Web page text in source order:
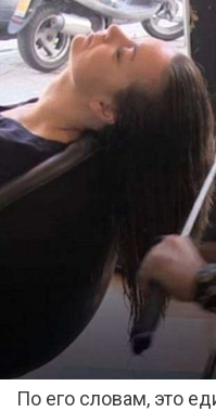
По его словам, это